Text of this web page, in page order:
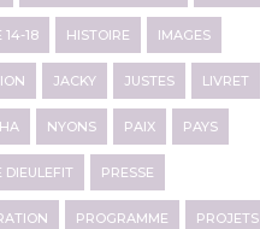
14-18 HISTOIRE IMAGES
JACKY JUSTES LIVRET
NYONS PAIX PAYS
DIEULEFIT PRESSE
PROGRAMME PROJETS